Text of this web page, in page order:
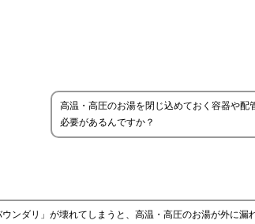
高温・高圧のお湯を閉じ込めておく容器や
必要があるんですか？
ウンダリ」が壊れてしまうと、高温・高圧のお湯が外に